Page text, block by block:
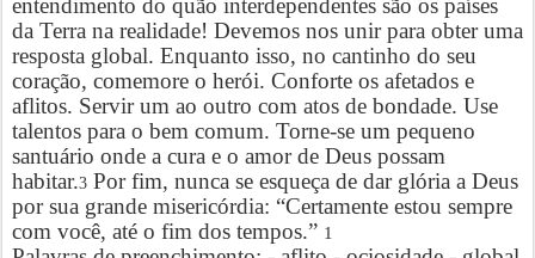
entendimento do quão interdependentes são os países
da Terra na realidade! Devemos nos unir para obter uma
resposta global. Enquanto isso, no cantinho do seu
coração, comemore o herói. Conforte os afetados e
aflitos. Servir um ao outro com atos de bondade. Use
talentos para o bem comum. Torne-se um pequeno
santuário onde a cura e o amor de Deus possam
habitar.3 Por fim, nunca se esqueça de dar glória a Deus
por sua grande misericórdia: “Certamente estou sempre
com você, até o fim dos tempos.” 1